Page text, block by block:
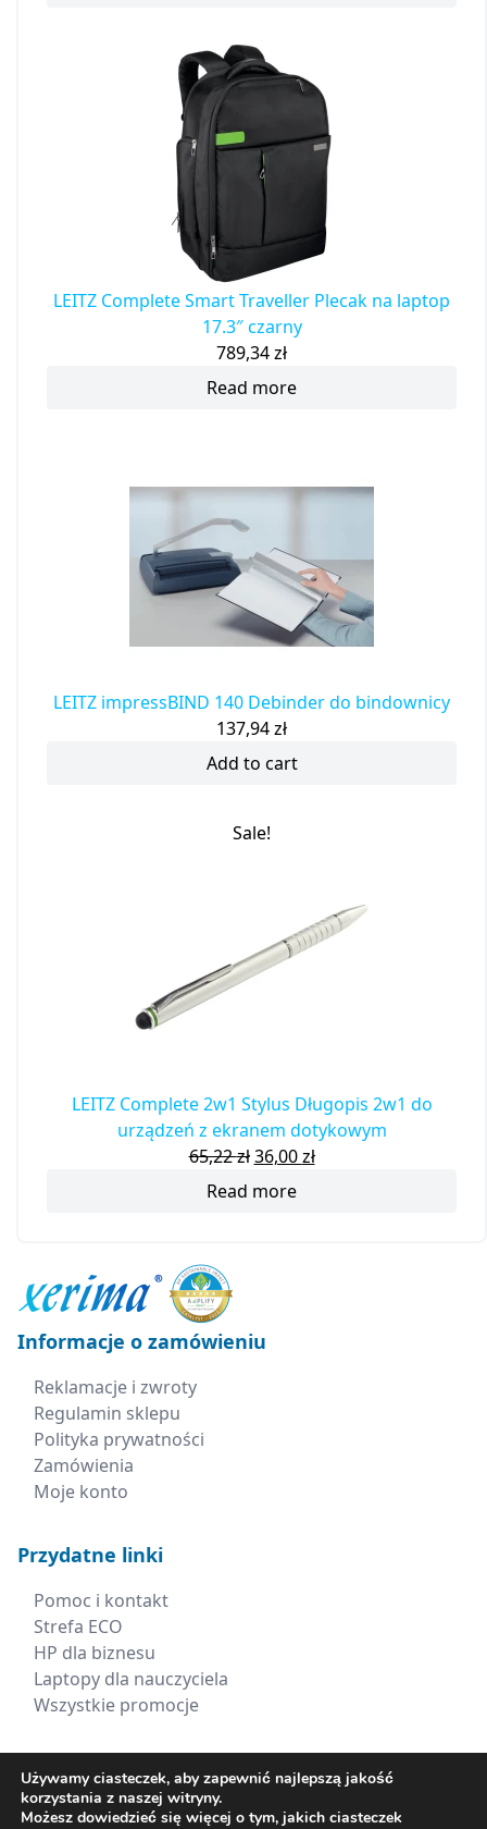
LEITZ Complete Smart Traveller Plecak na laptop
17.3″ czarny
789,34zł
Read more
LEITZ impressBIND 140 Debinder do bindownicy
137,94zł
Add to cart
Sale!
LEITZ Complete 2w1 Stylus Długopis 2w1 do
urządzeń z ekranem dotykowym
65,22zł 36,00zł
Read more
Informacje o zamówieniu
Reklamacje i zwroty
Regulamin sklepu
Polityka prywatności
Zamówienia
Moje konto
Przydatne linki
Pomoc i kontakt
Strefa ECO
HP dla biznesu
Laptopy dla nauczyciela
Wszystkie promocje
Kontakt
+48 660 538 617
Używamy ciasteczek, aby zapewnić najlepszą jakość
korzystania z naszej witryny.
Możesz dowiedzieć się więcej o tym, jakich ciasteczek